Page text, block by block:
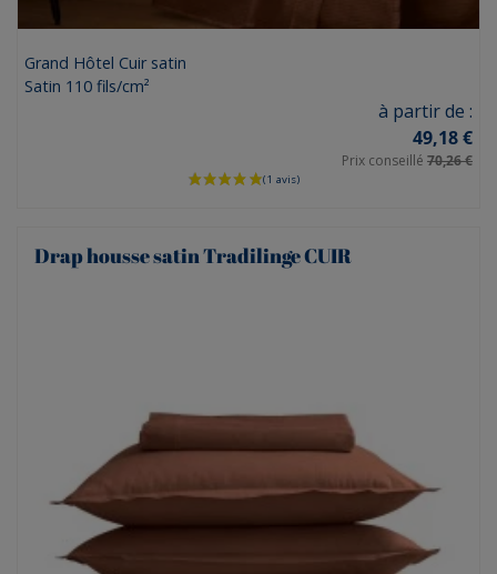
Grand Hôtel Cuir satin
Satin 110 fils/cm²
à partir de :
49,18 €
Prix conseillé 70,26 €
Drap housse satin Tradilinge CUIR